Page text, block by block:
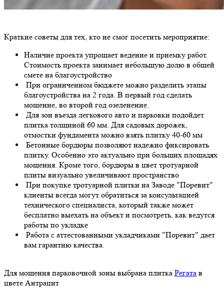
Краткие советы для тех, кто не смог посетить мероприятие:
Наличие проекта упрощает ведение и приемку работ.
Стоимость проекта занимает небольшую долю в общей
смете на благоустройство
При ограниченном бюджете можно разделить этапы
благоустройства на 2 года. В первый год сделать
мощение, во второй год озеленение.
Для зон въезда легкового авто и парковки подойдет
плитка толщиной 60 мм. Для садовых дорожек,
отмостки фундамента можно взять плитку 40-60 мм
Бетонные бордюры позволяют надежно фиксировать
плитку. Особенно это актуально при больших площадях
мощения. Кроме того, бордюры в цвет тротуарной
плиты визуально увеличивают пространство
При покупке тротуарной плитки на Заводе "Поревит"
клиенты всегда могут обратиться за консультацией
технического специалиста, который также может
бесплатно выехать на объект и посмотреть, как ведутся
работы по укладке
Работа с аттестованными укладчиками "Поревит" дает
вам гарантию качества.
Для мощения парковочной зоны выбрана плитка Регата в
цвете Антрацит